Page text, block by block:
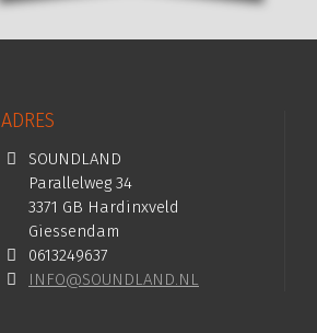
ADRES
SOUNDLAND
Parallelweg 34
3371 GB Hardinxveld
Giessendam
0613249637
INFO@SOUNDLAND.NL